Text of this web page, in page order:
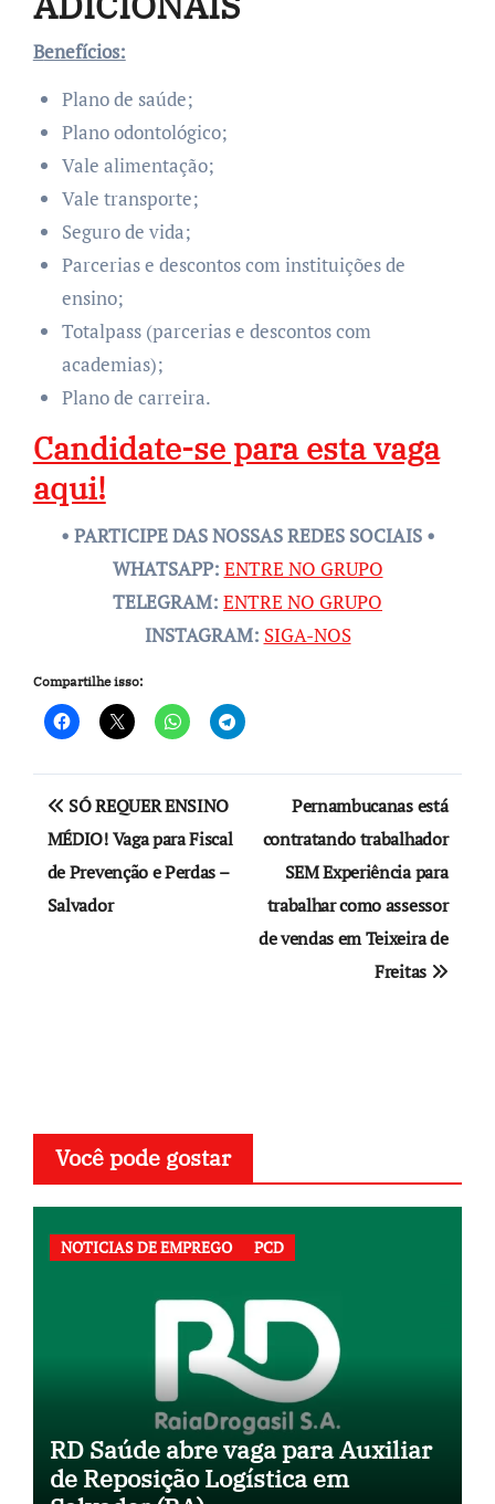
Benefícios:
Plano de saúde;
Plano odontológico;
Vale alimentação;
Vale transporte;
Seguro de vida;
Parcerias e descontos com instituições de
ensino;
Totalpass (parcerias e descontos com
academias);
Plano de carreira.
Candidate-se para esta vaga
aqui!
• PARTICIPE DAS NOSSAS REDES SOCIAIS •
WHATSAPP: ENTRE NO GRUPO
TELEGRAM: ENTRE NO GRUPO
INSTAGRAM: SIGA-NOS
Compartilhe isso:
Navegação
de
Post
SÓ REQUER ENSINO
MÉDIO! Vaga para Fiscal
de Prevenção e Perdas –
Salvador
Pernambucanas está
contratando trabalhador
SEM Experiência para
trabalhar como assessor
de vendas em Teixeira de
Freitas
Você pode gostar
NOTICIAS DE EMPREGO PCD
RD Saúde abre vaga para Auxiliar
de Reposição Logística em